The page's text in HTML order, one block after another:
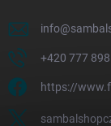
info@
+420 777
https://